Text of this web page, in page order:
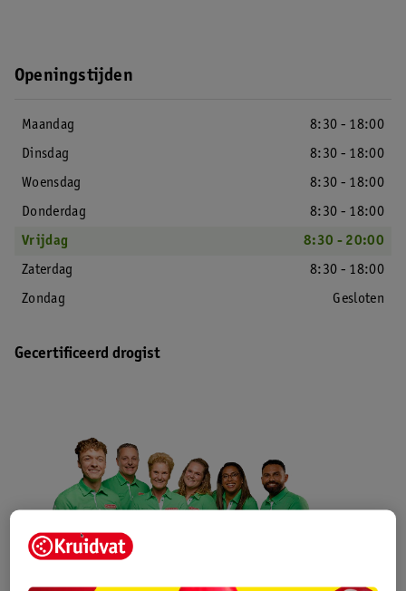
Openingstijden
Maandag
8:30 - 18:00
Dinsdag
8:30 - 18:00
Woensdag
8:30 - 18:00
Donderdag
8:30 - 18:00
Vrijdag
8:30 - 20:00
Zaterdag
8:30 - 18:00
Zondag
Gesloten
Gecertificeerd drogist